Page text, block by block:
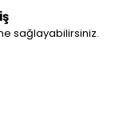
sağlayabilirsiniz.